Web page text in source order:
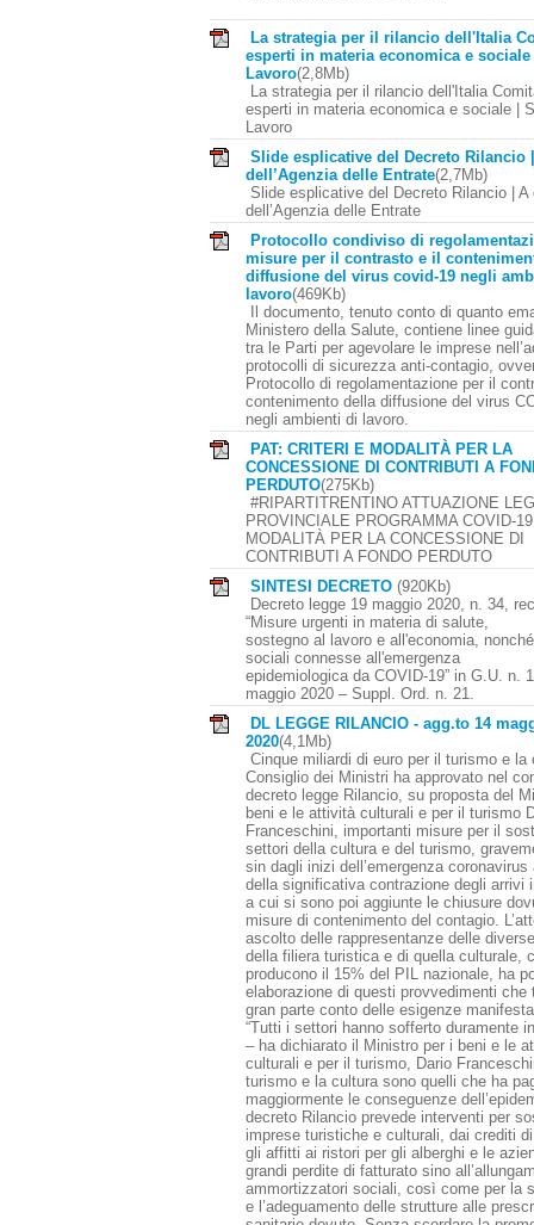
La strategia per il rilancio dell'Italia
esperti in materia economica e
Lavoro(2,8Mb)
La strategia per il rilancio dell'Italia
esperti in materia economica e sociale |
Lavoro
Slide esplicative del Decreto Rilancio
dell’Agenzia delle Entrate(2,7Mb)
Slide esplicative del Decreto Rilancio | A
dell’Agenzia delle Entrate
Protocollo condiviso di
misure per il contrasto e il
diffusione del virus covid-19 negli
lavoro(469Kb)
Il documento, tenuto conto di quanto
Ministero della Salute, contiene linee
tra le Parti per agevolare le imprese
protocolli di sicurezza anti-contagio,
Protocollo di regolamentazione per il
contenimento della diffusione del virus
negli ambienti di lavoro.
PAT: CRITERI E MODALITÀ PER LA
CONCESSIONE DI CONTRIBUTI A
PERDUTO(275Kb)
#RIPARTITRENTINO ATTUAZIONE
PROVINCIALE PROGRAMMA COVID-
MODALITÀ PER LA CONCESSIONE DI
CONTRIBUTI A FONDO PERDUTO
SINTESI DECRETO (920Kb)
Decreto legge 19 maggio 2020, n. 34,
“Misure urgenti in materia di salute,
sostegno al lavoro e all'economia,
sociali connesse all'emergenza
epidemiologica da COVID-19” in G.U. n.
maggio 2020 – Suppl. Ord. n. 21.
DL LEGGE RILANCIO - agg.to 14
2020(4,1Mb)
Cinque miliardi di euro per il turismo e la
Consiglio dei Ministri ha approvato nel
decreto legge Rilancio, su proposta del
beni e le attività culturali e per il turismo
Franceschini, importanti misure per il
settori della cultura e del turismo,
sin dagli inizi dell’emergenza coronavirus
della significativa contrazione degli arrivi
a cui si sono poi aggiunte le chiusure
misure di contenimento del contagio.
ascolto delle rappresentanze delle
della filiera turistica e di quella culturale,
producono il 15% del PIL nazionale, ha
elaborazione di questi provvedimenti che
gran parte conto delle esigenze
“Tutti i settori hanno sofferto duramente
– ha dichiarato il Ministro per i beni e le
culturali e per il turismo, Dario
turismo e la cultura sono quelli che ha
maggiormente le conseguenze
decreto Rilancio prevede interventi per
imprese turistiche e culturali, dai crediti
gli affitti ai ristori per gli alberghi e le
grandi perdite di fatturato sino
ammortizzatori sociali, così come per la
e l’adeguamento delle strutture alle